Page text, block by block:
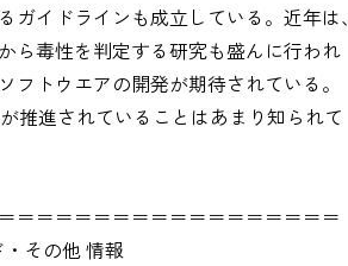
イドラインも成立している。近年は、
ら毒性を判定する研究も盛んに行われ
トウエアの開発が期待されている。
推進されていることはあまり知られて
＝＝＝＝＝＝＝＝＝＝＝＝＝＝＝＝＝
・その他 情報